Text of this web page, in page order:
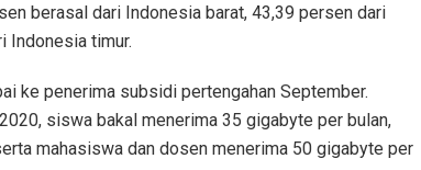
berasal dari Indonesia barat, 43,39 persen dari
Indonesia timur.
ke penerima subsidi pertengahan September.
siswa bakal menerima 35 gigabyte per bulan,
mahasiswa dan dosen menerima 50 gigabyte per